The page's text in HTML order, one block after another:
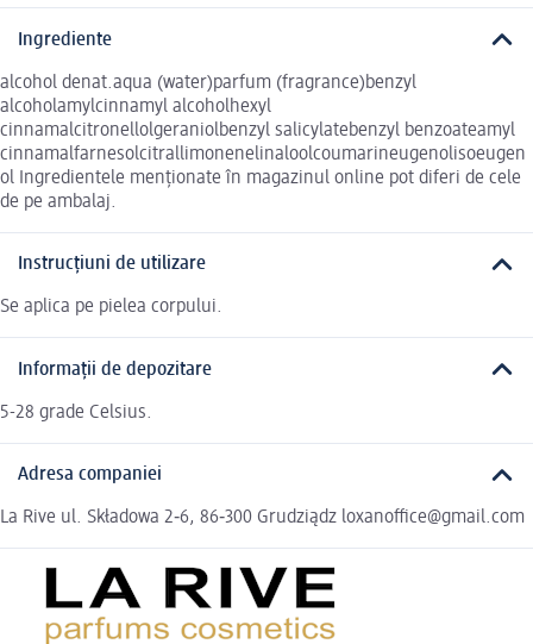
Ingrediente
alcohol denat.aqua (water)parfum (fragrance)benzyl
alcoholamylcinnamyl alcoholhexyl
cinnamalcitronellolgeraniolbenzyl salicylatebenzyl benzoateamyl
cinnamalfarnesolcitrallimonenelinaloolcoumarineugenolisoeugen
ol Ingredientele menționate în magazinul online pot diferi de cele
de pe ambalaj.
Instrucțiuni de utilizare
Se aplica pe pielea corpului.
Informații de depozitare
5-28 grade Celsius.
Adresa companiei
La Rive ul. Składowa 2‑6, 86‑300 Grudziądz loxanoffice@gmail.com